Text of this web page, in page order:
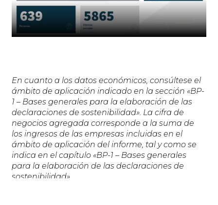
En cuanto a los datos económicos, consúltese el
ámbito de aplicación indicado en la sección «BP-
1 – Bases generales para la elaboración de las
declaraciones de sostenibilidad». La cifra de
negocios agregada corresponde a la suma de
los ingresos de las empresas incluidas en el
ámbito de aplicación del informe, tal y como se
indica en el capítulo «BP-1 – Bases generales
para la elaboración de las declaraciones de
sostenibilidad».